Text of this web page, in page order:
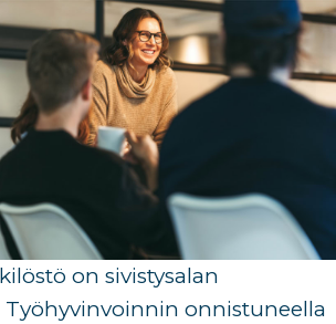
on sivistysalan
Työhyvinvoinnin onnistuneella